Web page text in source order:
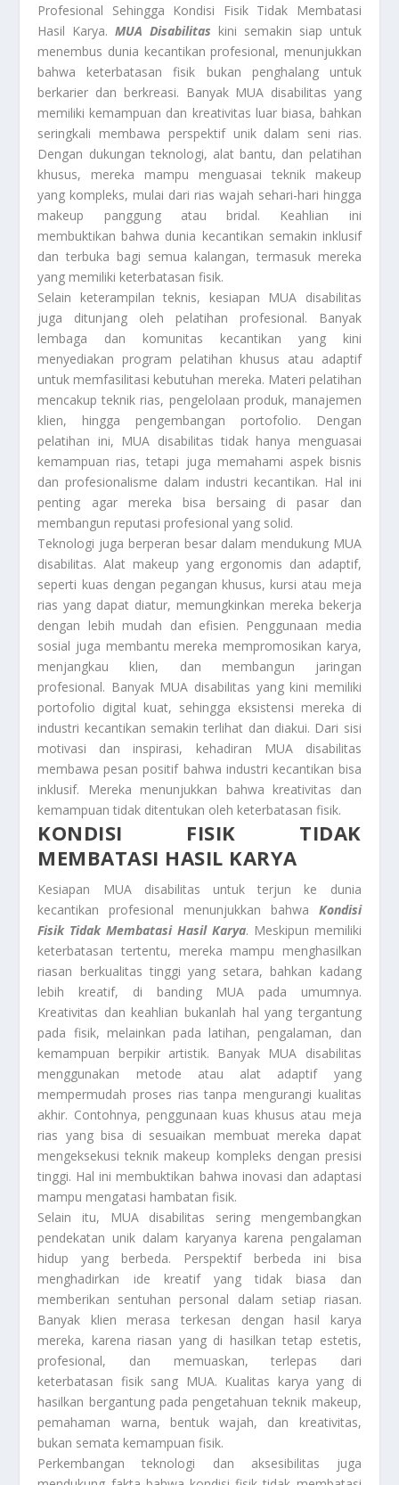
Profesional Sehingga Kondisi Fisik Tidak Membatasi
Hasil Karya.MUA Disabilitas kini semakin siap untuk
menembus dunia kecantikan profesional, menunjukkan
bahwa keterbatasan fisik bukan penghalang untuk
berkarier dan berkreasi. Banyak MUA disabilitas yang
memiliki kemampuan dan kreativitas luar biasa, bahkan
seringkali membawa perspektif unik dalam seni rias.
Dengan dukungan teknologi, alat bantu, dan pelatihan
khusus, mereka mampu menguasai teknik makeup
yang kompleks, mulai dari rias wajah sehari-hari hingga
makeup panggung atau bridal. Keahlian ini
membuktikan bahwa dunia kecantikan semakin inklusif
dan terbuka bagi semua kalangan, termasuk mereka
yang memiliki keterbatasan fisik.
Selain keterampilan teknis, kesiapan MUA disabilitas
juga ditunjang oleh pelatihan profesional. Banyak
lembaga dan komunitas kecantikan yang kini
menyediakan program pelatihan khusus atau adaptif
untuk memfasilitasi kebutuhan mereka. Materi pelatihan
mencakup teknik rias, pengelolaan produk, manajemen
klien, hingga pengembangan portofolio. Dengan
pelatihan ini, MUA disabilitas tidak hanya menguasai
kemampuan rias, tetapi juga memahami aspek bisnis
dan profesionalisme dalam industri kecantikan. Hal ini
penting agar mereka bisa bersaing di pasar dan
membangun reputasi profesional yang solid.
Teknologi juga berperan besar dalam mendukung MUA
disabilitas. Alat makeup yang ergonomis dan adaptif,
seperti kuas dengan pegangan khusus, kursi atau meja
rias yang dapat diatur, memungkinkan mereka bekerja
dengan lebih mudah dan efisien. Penggunaan media
sosial juga membantu mereka mempromosikan karya,
menjangkau klien, dan membangun jaringan
profesional. Banyak MUA disabilitas yang kini memiliki
portofolio digital kuat, sehingga eksistensi mereka di
industri kecantikan semakin terlihat dan diakui. Dari sisi
motivasi dan inspirasi, kehadiran MUA disabilitas
membawa pesan positif bahwa industri kecantikan bisa
inklusif. Mereka menunjukkan bahwa kreativitas dan
kemampuan tidak ditentukan oleh keterbatasan fisik.
KONDISI FISIK TIDAK
MEMBATASI HASIL KARYA
Kesiapan MUA disabilitas untuk terjun ke dunia
kecantikan profesional menunjukkan bahwa Kondisi
Fisik Tidak Membatasi Hasil Karya. Meskipun memiliki
keterbatasan tertentu, mereka mampu menghasilkan
riasan berkualitas tinggi yang setara, bahkan kadang
lebih kreatif, di banding MUA pada umumnya.
Kreativitas dan keahlian bukanlah hal yang tergantung
pada fisik, melainkan pada latihan, pengalaman, dan
kemampuan berpikir artistik. Banyak MUA disabilitas
menggunakan metode atau alat adaptif yang
mempermudah proses rias tanpa mengurangi kualitas
akhir. Contohnya, penggunaan kuas khusus atau meja
rias yang bisa di sesuaikan membuat mereka dapat
mengeksekusi teknik makeup kompleks dengan presisi
tinggi. Hal ini membuktikan bahwa inovasi dan adaptasi
mampu mengatasi hambatan fisik.
Selain itu, MUA disabilitas sering mengembangkan
pendekatan unik dalam karyanya karena pengalaman
hidup yang berbeda. Perspektif berbeda ini bisa
menghadirkan ide kreatif yang tidak biasa dan
memberikan sentuhan personal dalam setiap riasan.
Banyak klien merasa terkesan dengan hasil karya
mereka, karena riasan yang di hasilkan tetap estetis,
profesional, dan memuaskan, terlepas dari
keterbatasan fisik sang MUA. Kualitas karya yang di
hasilkan bergantung pada pengetahuan teknik makeup,
pemahaman warna, bentuk wajah, dan kreativitas,
bukan semata kemampuan fisik.
Perkembangan teknologi dan aksesibilitas juga